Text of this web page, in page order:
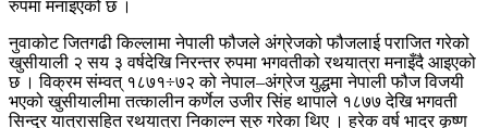
रुपमा मनाइएको छ ।
नुवाकोट जितगढी किल्लामा नेपाली फौजले अंग्रेजको फौजलाई पराजित गरेको
खुसीयाली २ सय ३ वर्षदेखि निरन्तर रुपमा भगवतीको रथयात्रा मनाइँदै आइएको
छ । विक्रम संम्वत् १८७१÷७२ को नेपाल–अंग्रेज युद्धमा नेपाली फौज विजयी
भएको खुसीयालीमा तत्कालीन कर्णेल उजीर सिंह थापाले १८७७ देखि भगवती
सिन्दुर यात्रासहित रथयात्रा निकाल्न सुरु गरेका थिए । हरेक वर्ष भाद्र कृष्ण